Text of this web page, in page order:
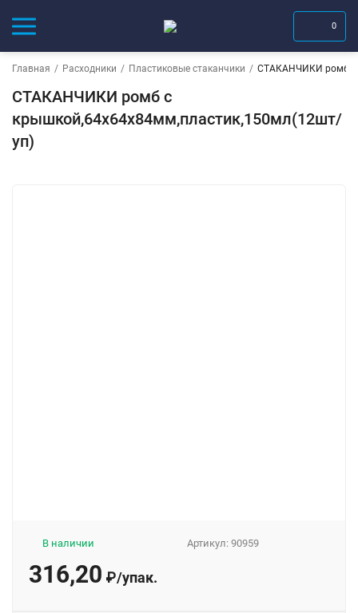
0
Главная / Расходники / Пластиковые стаканчики / СТАКАНЧИКИ ромб с
СТАКАНЧИКИ ромб с
крышкой,64х64х84мм,пластик,150мл(12шт/
уп)
Артикул: 90959
В наличии
316,20 ₽/упак.